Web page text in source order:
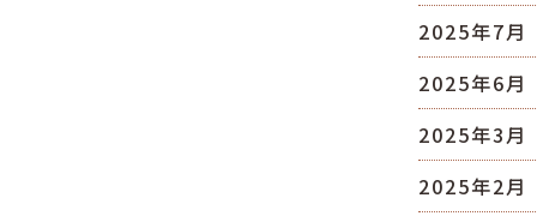
2025年7月
2025年6月
2025年3月
2025年2月